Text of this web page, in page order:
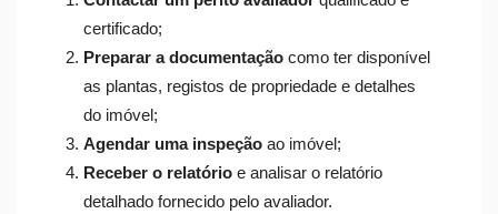
certificado;
Preparar a documentação como ter disponível
as plantas, registos de propriedade e detalhes
do imóvel;
Agendar uma inspeção ao imóvel;
Receber o relatório e analisar o relatório
detalhado fornecido pelo avaliador.